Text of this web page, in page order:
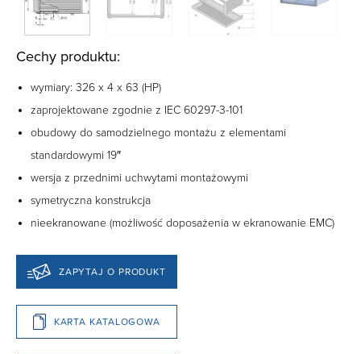
Cechy produktu:
wymiary: 326 x 4 x 63 (HP)
zaprojektowane zgodnie z IEC 60297-3-101
obudowy do samodzielnego montażu z elementami
standardowymi 19″
wersja z przednimi uchwytami montażowymi
symetryczna konstrukcja
nieekranowane (możliwość doposażenia w ekranowanie EMC)
ZAPYTAJ O PRODUKT
KARTA KATALOGOWA